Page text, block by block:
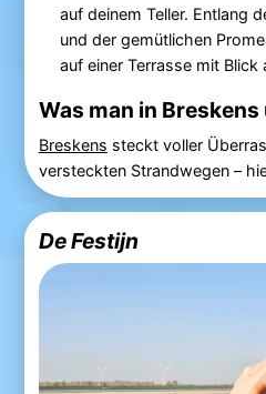
auf deinem Teller. Entlang
und der gemütlichen
auf einer Terrasse mit Blick
Was man in
Breskens steckt voller
versteckten Strandwegen –
De Festijn